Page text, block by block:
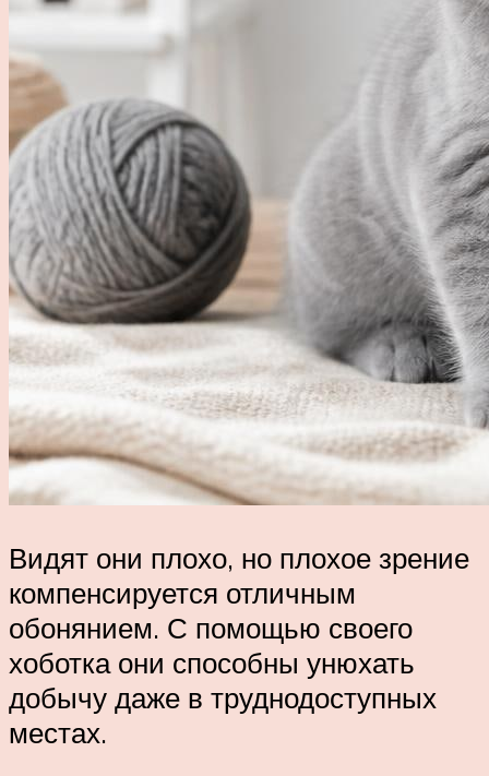
Видят они плохо, но плохое зрение
компенсируется отличным
обонянием. С помощью своего
хоботка они способны унюхать
добычу даже в труднодоступных
местах.